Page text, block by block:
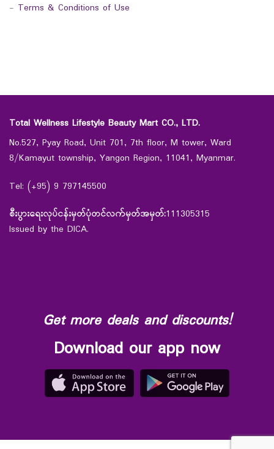
- Terms & Conditions of Use
Total Wellness Lifestyle Beauty Mart CO., LTD.
No.527, Pyay Road, Unit 701, 7th floor, M tower, Ward
8/Kamayut township, Yangon Region, 11041, Myanmar.
Tel: (+95) 9 797145500
စီးပွားရေးလုပ်ငန်းမှတ်ပုံတင်လက်မှတ်အမှတ်:111305315
Issued by the DICA.
Get more deals and discounts!
Download our app now